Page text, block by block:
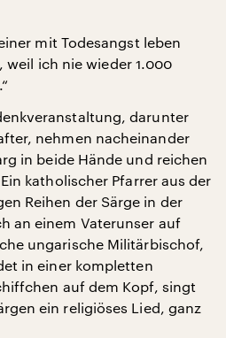
mit Todesangst leben
weil ich nie wieder 1.000
darunter
nehmen nacheinander
in beide Hände und reichen
katholischer Pfarrer aus der
Reihen der Särge in der
an einem Vaterunser auf
ungarische Militärbischof,
in einer kompletten
auf dem Kopf, singt
ein religiöses Lied, ganz